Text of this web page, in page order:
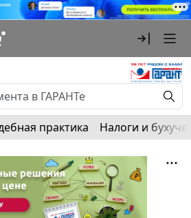
практика Налоги и